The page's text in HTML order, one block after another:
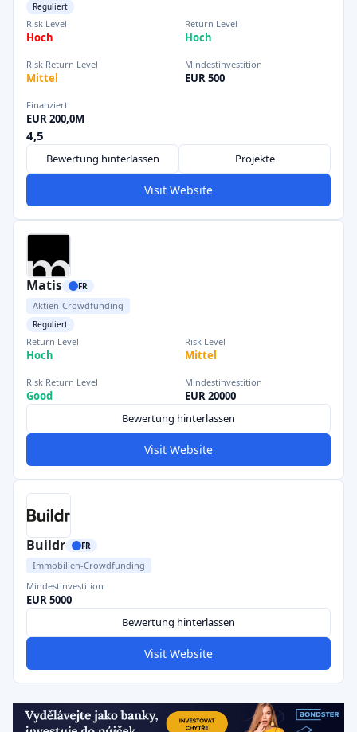
Reguliert
Risk Level
Hoch
Return Level
Hoch
Risk Return Level
Mittel
Mindestinvestition
EUR 500
Finanziert
EUR 200,0M
4,5
Bewertung hinterlassen Projekte
Visit Website
Matis FR
Aktien-Crowdfunding
Reguliert
Return Level
Hoch
Risk Level
Mittel
Risk Return Level
Good
Mindestinvestition
EUR 20000
Bewertung hinterlassen
Visit Website
Buildr FR
Immobilien-Crowdfunding
Mindestinvestition
EUR 5000
Bewertung hinterlassen
Visit Website